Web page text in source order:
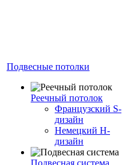
Подвесные потолки
Реечный потолок
Французский S-
дизайн
Немецкий H-
дизайн
Подвесная система